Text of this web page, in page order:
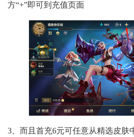
方“+”即可到充值页面
3、而且首充6元可任意从精选皮肤